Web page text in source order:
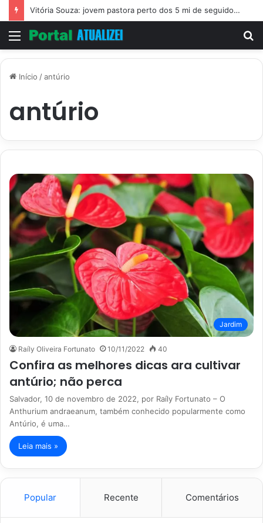
Vitória Souza: jovem pastora perto dos 5 mi de seguidores na web
Menu
Início /antúrio
antúrio
Jardim
Raíly Oliveira Fortunato 10/11/2022 40
Confira as melhores dicas ara cultivar
antúrio; não perca
Salvador, 10 de novembro de 2022, por Raíly Fortunato – O
Anthurium andraeanum, também conhecido popularmente como
Antúrio, é uma…
Leia mais »
Popular Recente Comentários